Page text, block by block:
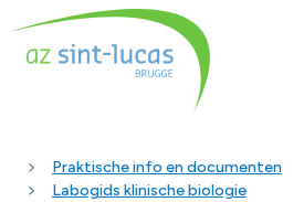
Praktische info en documenten
Labogids klinische biologie